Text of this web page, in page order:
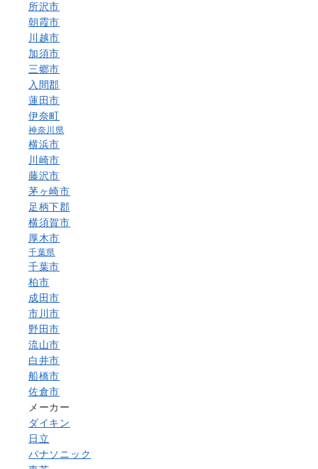
所沢市
朝霞市
川越市
加須市
三郷市
入間郡
蓮田市
伊奈町
神奈川県
横浜市
川崎市
藤沢市
茅ヶ崎市
足柄下郡
横須賀市
厚木市
千葉県
千葉市
柏市
成田市
市川市
野田市
流山市
白井市
船橋市
佐倉市
メーカー
ダイキン
日立
パナソニック